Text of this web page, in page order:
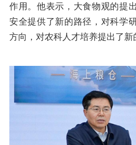
作用。他表示，大食物观的提
安全提供了新的路径，对科学
方向，对农科人才培养提出了新